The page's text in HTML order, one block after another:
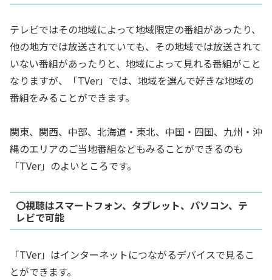
テレビではその地域によって地域限定の番組があったり、
他の地方では放送されていても、その地域では放送されて
いない番組があったりと、地域によって見れる番組がこと
なりますが、
「TVer」では、地域を選んで好きな地域の
番組をみることができます。
関東、関西、中部、北海道・東北、中国・四国、九州・沖
縄のエリアのご当地番組などもみることができるのも
「TVer」のよいところです。
〇視聴はスマートフォン、タブレット、パソコン、テ
レビで可能
「TVer」はインターネットにつながるデバイスで見るこ
とができます。